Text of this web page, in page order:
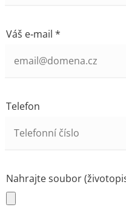
Váš e‑mail *
Telefon
Nahrajte soubor